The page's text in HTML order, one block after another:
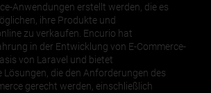
Anwendungen erstellt werden, die es
ihre Produkte und
zu verkaufen. Encurio hat
in der Entwicklung von E-Commerce-
von Laravel und bietet
Lösungen, die den Anforderungen des
gerecht werden, einschließlich